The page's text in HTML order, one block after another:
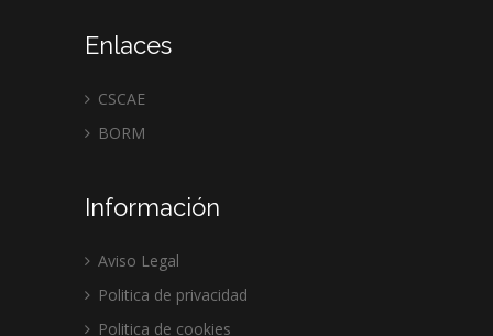
Enlaces
CSCAE
BORM
Información
Aviso Legal
Politica de privacidad
Politica de cookies